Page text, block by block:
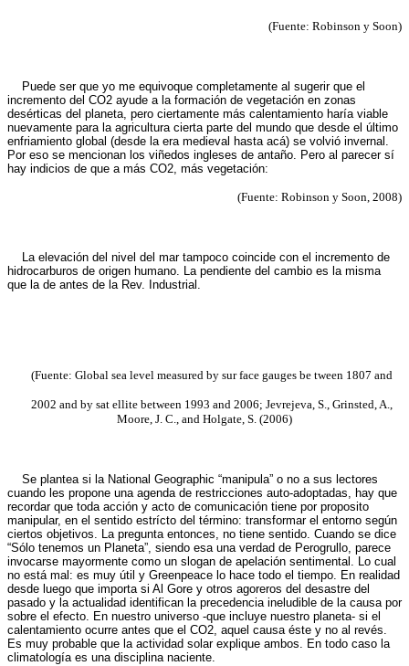
(Fuente: Robinson y Soon)
Puede ser que yo me equivoque completamente al sugerir que el
incremento del CO2 ayude a la formación de vegetación en zonas
desérticas del planeta, pero ciertamente más calentamiento haría viable
nuevamente para la agricultura cierta parte del mundo que desde el último
enfriamiento global (desde la era medieval hasta acá) se volvió invernal.
Por eso se mencionan los viñedos ingleses de antaño. Pero al parecer sí
hay indicios de que a más CO2, más vegetación:
(Fuente: Robinson y Soon, 2008)
La elevación del nivel del mar tampoco coincide con el incremento de
hidrocarburos de origen humano. La pendiente del cambio es la misma
que la de antes de la Rev. Industrial.
(Fuente: Global sea level measured by sur face gauges be tween 1807 and
2002 and by sat ellite between 1993 and 2006; Jevrejeva, S., Grinsted, A.,
Moore, J. C., and Holgate, S. (2006)
Se plantea si la National Geographic “manipula” o no a sus lectores
cuando les propone una agenda de restricciones auto-adoptadas, hay que
recordar que toda acción y acto de comunicación tiene por proposito
manipular, en el sentido estrícto del término: transformar el entorno según
ciertos objetivos. La pregunta entonces, no tiene sentido. Cuando se dice
“Sólo tenemos un Planeta”, siendo esa una verdad de Perogrullo, parece
invocarse mayormente como un slogan de apelación sentimental. Lo cual
no está mal: es muy útil y Greenpeace lo hace todo el tiempo. En realidad
desde luego que importa si Al Gore y otros agoreros del desastre del
pasado y la actualidad identifican la precedencia ineludible de la causa por
sobre el efecto. En nuestro universo -que incluye nuestro planeta- si el
calentamiento ocurre antes que el CO2, aquel causa éste y no al revés.
Es muy probable que la actividad solar explique ambos. En todo caso la
climatología es una disciplina naciente.